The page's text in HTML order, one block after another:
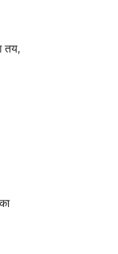
तय,